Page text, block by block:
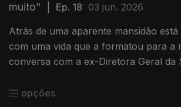
muito"
Ep. 18 03 jun. 2026
Atrás de uma aparente mansidão
com uma vida que a formatou para a
conversa com a ex-Diretora Geral da
saber acertar o rumo.
opções